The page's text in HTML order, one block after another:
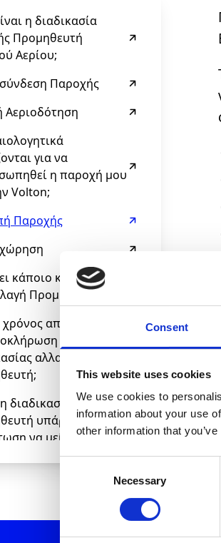
Consent
This website uses cookies
We use cookies to
information about your use
other information that
Consent
Necessary
η διαδικασία
Προμηθευτή
Αερίου;
Παροχής
Αεριοδότηση
για να
η παροχή μου
Volton;
Παροχής
κάποιο κόστος για
Προμηθευτή;
απαιτείται για
της
αλλαγής
διαδικασία αλλαγής
υπάρχει
να μείνω χωρίς
μπορεί να παρέχει